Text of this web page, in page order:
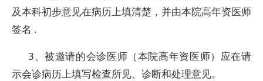
及本科初步意见在病历上填清楚，并由本院高年资医师
签名 .
3、被邀请的会诊医师（本院高年资医师）应在请
示会诊病历上填写检查所见、诊断和处理意见。